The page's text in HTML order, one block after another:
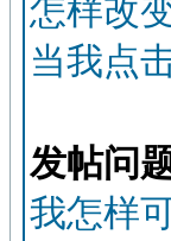
怎样改
当我点
发帖问
我怎样